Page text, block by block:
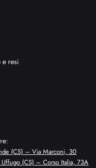
e resi
(CS) – Via Marconi, 30
Uffugo (CS) – Corso Italia, 73A